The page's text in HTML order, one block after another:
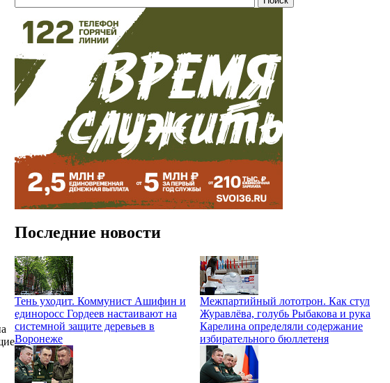
Последние новости
Тень уходит. Коммунист Ашифин и
единоросс Гордеев настаивают на
системной защите деревьев в
Воронеже
Межпартийный лототрон. Как стул
Журавлёва, голубь Рыбакова и рука
Карелина определяли содержание
избирательного бюллетеня